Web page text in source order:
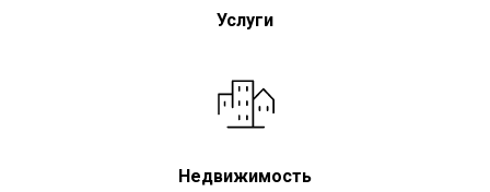
Услуги
Недвижимость